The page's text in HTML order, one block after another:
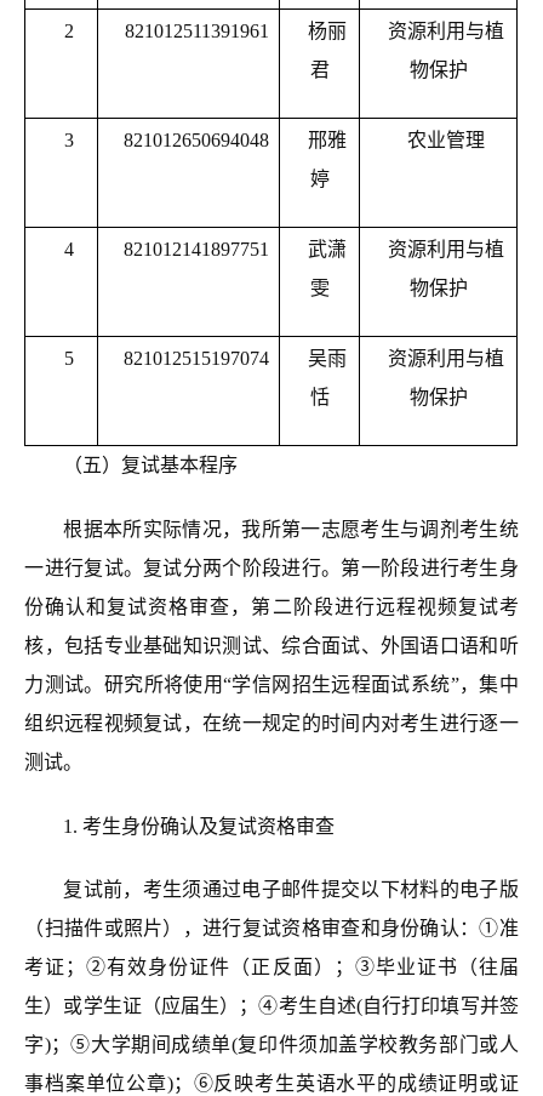
2 821012511391961
杨丽
君
资源利用与植
物保护
3 821012650694048 邢雅
婷
农业管理
4 821012141897751
武潇
雯
资源利用与植
物保护
5 821012515197074
吴雨
恬
资源利用与植
物保护
（五）复试基本程序
根据本所实际情况，我所第一志愿考生与调剂考生统
一进行复试。 复试分两个阶段进行。第一阶段进行考生身
份确认和复试资格审查，第二阶段进行远程视频复试考
核，包括专业基础知识测试、综合面试、外国语口语和听
力测试。研究所将使用“学信网招生远程面试系统”，集中
组织远程视频复试，在统一规定的时间内对考生进行逐一
测试。
1 .考生身份确认及复试资格审查
复试前，考生须通过电子邮件提交以下材料的电子版
（扫描件或照片），进行复试资格审查和身份确认：①准
考证；②有效身份证件（正反面）；③毕业证书（往届
生）或学生证（应届生）；④考生自述(自行打印填写并签
字)；⑤大学期间成绩单(复印件须加盖学校教务部门或人
事档案单位公章)；⑥反映考生英语水平的成绩证明或证